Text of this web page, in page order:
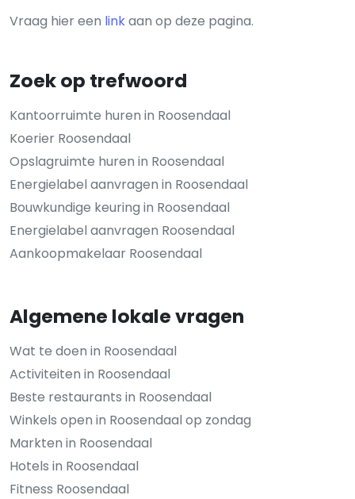
Vraag hier een linkaan op deze pagina.
Zoek op trefwoord
Kantoorruimte huren in Roosendaal
Koerier Roosendaal
Opslagruimte huren in Roosendaal
Energielabel aanvragen in Roosendaal
Bouwkundige keuring in Roosendaal
Energielabel aanvragen Roosendaal
Aankoopmakelaar Roosendaal
Algemene lokale vragen
Wat te doen in Roosendaal
Activiteiten in Roosendaal
Beste restaurants in Roosendaal
Winkels open in Roosendaal op zondag
Markten in Roosendaal
Hotels in Roosendaal
Fitness Roosendaal